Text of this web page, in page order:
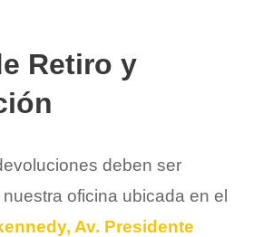
Retiro y
deben ser
oficina ubicada en el
Av. Presidente